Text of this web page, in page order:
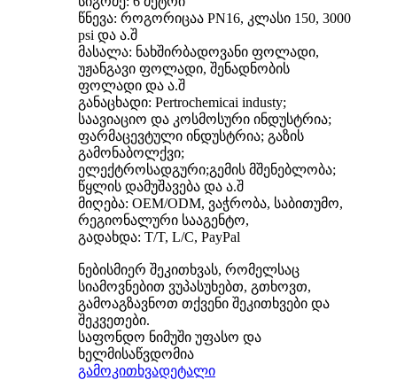
წნევა: როგორიცაა PN16, კლასი 150, 3000
psi და ა.შ
მასალა: ნახშირბადოვანი ფოლადი,
უჟანგავი ფოლადი, შენადნობის
ფოლადი და ა.შ
განაცხადი: Pertrochemicai industy;
საავიაციო და კოსმოსური ინდუსტრია;
ფარმაცევტული ინდუსტრია; გაზის
გამონაბოლქვი;
ელექტროსადგური;გემის მშენებლობა;
წყლის დამუშავება და ა.შ
მიღება: OEM/ODM, ვაჭრობა, საბითუმო,
რეგიონალური სააგენტო,
გადახდა: T/T, L/C, PayPal
ნებისმიერ შეკითხვას, რომელსაც
სიამოვნებით ვუპასუხებთ, გთხოვთ,
გამოაგზავნოთ თქვენი შეკითხვები და
შეკვეთები.
საფონდო ნიმუში უფასო და
ხელმისაწვდომია
გამოკითხვადეტალი